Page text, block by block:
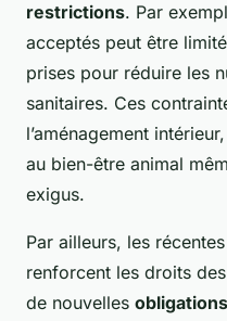
restrictions. Par
acceptés peut être
prises pour réduire les
sanitaires. Ces
l’aménagement
au bien-être animal
exigus.
Par ailleurs, les récentes
renforcent les droits
de nouvelles obligations